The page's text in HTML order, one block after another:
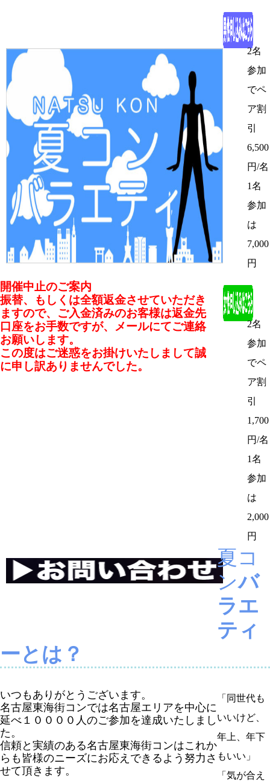
開催中止のご案内
振替、もしくは全額返金させていただき
ますので、ご入金済みのお客様は返金先
口座をお手数ですが、メールにてご連絡
お願いします。
この度はご迷惑をお掛けいたしまして誠
に申し訳ありませんでした。
2名
参加
でペ
ア割
引
6,500
円/名
1名
参加
は
7,000
円
2名
参加
でペ
ア割
引
1,700
円/名
1名
参加
は
2,000
円
夏コ
ンバ
ラエ
ティ
ーとは？
いつもありがとうございます。
名古屋東海街コンでは名古屋エリアを中心に
延べ１００００人のご参加を達成いたしまし
た。
信頼と実績のある名古屋東海街コンはこれか
らも皆様のニーズにお応えできるよう努力さ
せて頂きます。
「同世代も
いいけど、
年上、年下
もいい」
「気が合え